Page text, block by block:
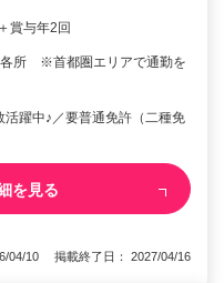
賞与年2回
各所 ※首都圏エリアで通勤を
躍中♪／要普通免許（二種免
を見る
04/10 掲載終了日： 2027/04/16